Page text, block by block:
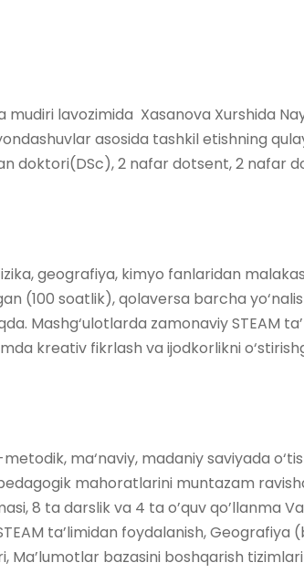
lavozimida Xasanova Xurshida
asosida tashkil etishning
doktori(DSc), 2 nafar dotsent, 2 nafar
geografiya, kimyo fanlaridan
(100 soatlik), qolaversa barcha
Mashg‘ulotlarda zamonaviy STEAM
kreativ fikrlash va ijodkorlikni
ma‘naviy, madaniy saviyada
mahoratlarini muntazam
8 ta darslik va 4 ta o’quv qo’llanma
ta’limidan foydalanish, Geografiya
Ma’lumotlar bazasini boshqarish